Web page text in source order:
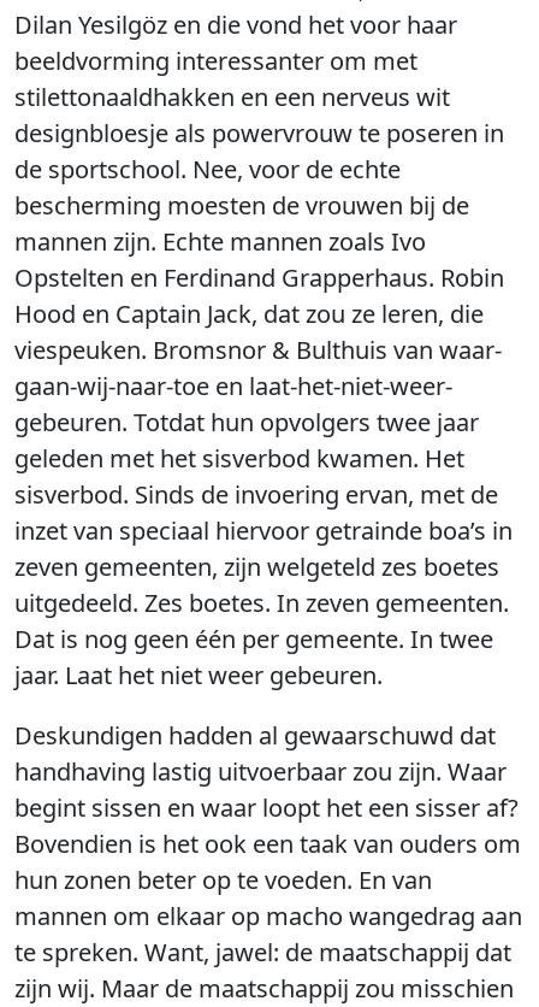
Dilan Yesilgöz en die vond het voor haar
beeldvorming interessanter om met
stilettonaaldhakken en een nerveus wit
designbloesje als powervrouw te poseren in
de sportschool. Nee, voor de echte
bescherming moesten de vrouwen bij de
mannen zijn. Echte mannen zoals Ivo
Opstelten en Ferdinand Grapperhaus. Robin
Hood en Captain Jack, dat zou ze leren, die
viespeuken. Bromsnor & Bulthuis van waar-
gaan-wij-naar-toe en laat-het-niet-weer-
gebeuren. Totdat hun opvolgers twee jaar
geleden met het sisverbod kwamen. Het
sisverbod. Sinds de invoering ervan, met de
inzet van speciaal hiervoor getrainde boa’s in
zeven gemeenten, zijn welgeteld zes boetes
uitgedeeld. Zes boetes. In zeven gemeenten.
Dat is nog geen één per gemeente. In twee
jaar. Laat het niet weer gebeuren.
Deskundigen hadden al gewaarschuwd dat
handhaving lastig uitvoerbaar zou zijn. Waar
begint sissen en waar loopt het een sisser af?
Bovendien is het ook een taak van ouders om
hun zonen beter op te voeden. En van
mannen om elkaar op macho wangedrag aan
te spreken. Want, jawel: de maatschappij dat
zijn wij. Maar de maatschappij zou misschien